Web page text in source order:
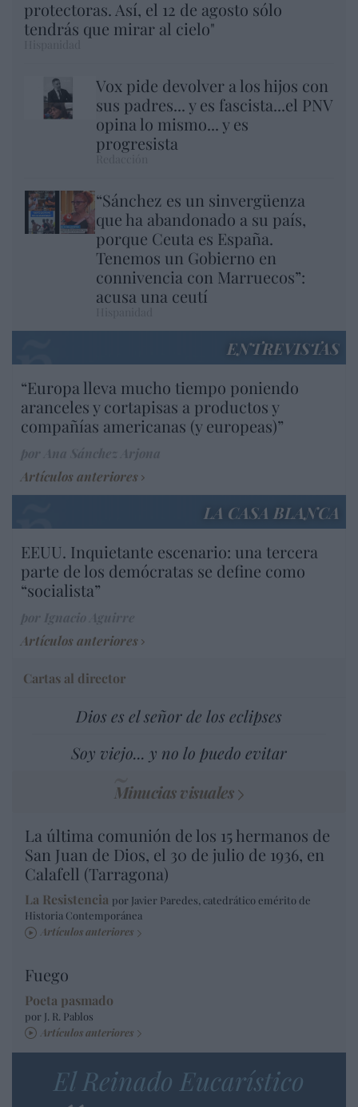
protectoras. Así, el 12 de agosto sólo
tendrás que mirar al cielo"
Vox pide devolver a los hijos con
sus padres... y es fascista...el PNV
opina lo mismo... y es
progresista
“Sánchez es un sinvergüenza
que ha abandonado a su país,
porque Ceuta es España.
Tenemos un Gobierno en
connivencia con Marruecos”:
acusa una ceutí
ENTREVISTAS
“Europa lleva mucho tiempo poniendo
aranceles y cortapisas a productos y
compañías americanas (y europeas)”
Artículos anteriores
LA CASA BLANCA
EEUU. Inquietante escenario: una tercera
parte de los demócratas se define como
“socialista”
Artículos anteriores
Cartas al director
Dios es el señor de los eclipses
Soy viejo... y no lo puedo evitar
Minucias visuales
La última comunión de los 15 hermanos de
San Juan de Dios, el 30 de julio de 1936, en
Calafell (Tarragona)
La Resistencia por Javier Paredes, catedrático emérito de
Historia Contemporánea
Artículos anteriores
Fuego
Poeta pasmado
por J. R. Pablos
Artículos anteriores
El Reinado Eucarístico